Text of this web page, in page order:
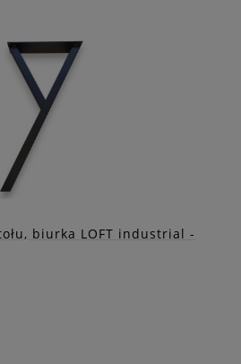
noga do stołu w kształcie X
w Twój styl a nada Twym
charakteru.
DO KOSZYKA
biurka LOFT industrial -